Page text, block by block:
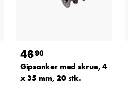
4690
Gipsanker med skrue, 4
x 35 mm, 20 stk.